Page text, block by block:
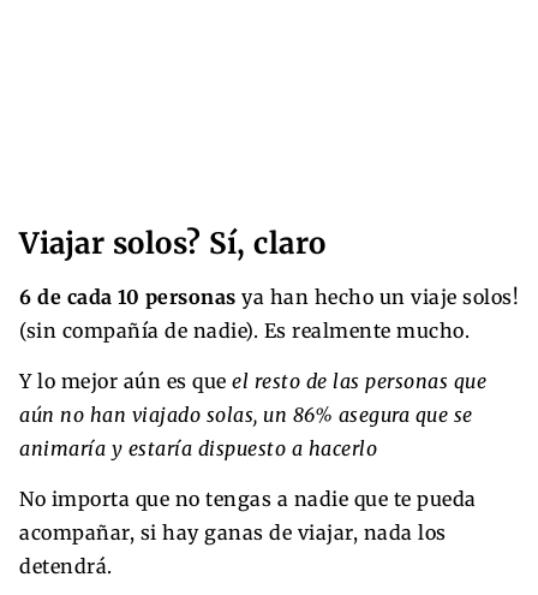
Viajar solos? Sí, claro
6 de cada 10 personas ya han hecho un viaje solos!
(sin compañía de nadie). Es realmente mucho.
Y lo mejor aún es que el resto de las personas que
aún no han viajado solas, un 86% asegura que se
animaría y estaría dispuesto a hacerlo
No importa que no tengas a nadie que te pueda
acompañar, si hay ganas de viajar, nada los
detendrá.